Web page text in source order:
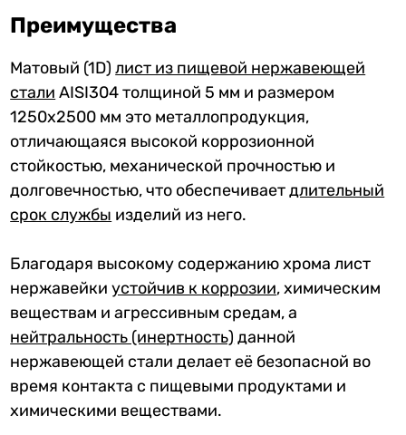
Преимущества
Матовый (1D)лист из пищевой нержавеющей
стали AISI304 толщиной 5 мм и размером
1250x2500 мм это металлопродукция,
отличающаяся высокой коррозионной
стойкостью, механической прочностью и
долговечностью, что обеспечиваетдлительный
срок службы изделий из него.
Благодаря высокому содержанию хрома лист
нержавейкиустойчив к коррозии, химическим
веществам и агрессивным средам, а
нейтральность (инертность) данной
нержавеющей стали делает её безопасной во
время контакта с пищевыми продуктами и
химическими веществами.